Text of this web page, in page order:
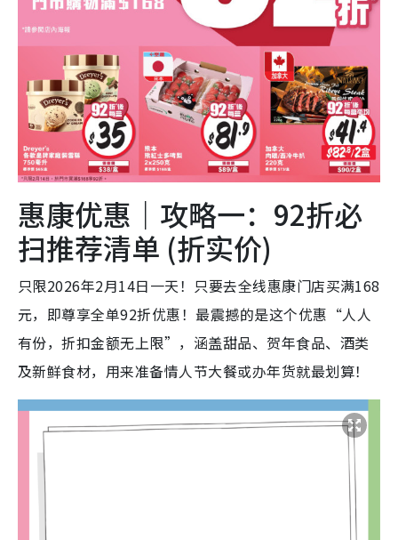
惠康优惠｜攻略一：92折必
扫推荐清单 (折实价)
只限2026年2月14日一天！只要去全线惠康门店买满168
元，即尊享全单92折优惠！最震撼的是这个优惠“人人
有份，折扣金额无上限”，涵盖甜品、贺年食品、酒类
及新鲜食材，用来准备情人节大餐或办年货就最划算！